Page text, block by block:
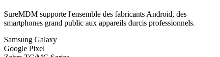
SureMDM supporte l'ensemble des fabricants Android, des
smartphones grand public aux appareils durcis professionnels.
Samsung Galaxy
Google Pixel